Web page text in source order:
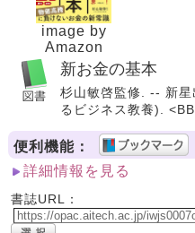
image by
Amazon
新お金の基本
杉山敏啓監修. -- 新
るビジネス教養).
便利機能：
詳細情報を見る
書誌URL：